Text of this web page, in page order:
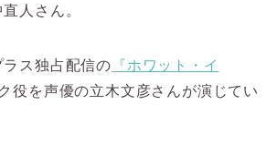
人さん。
ス独占配信の 『ホワット・イ
役を声優の立木文彦さんが演じてい